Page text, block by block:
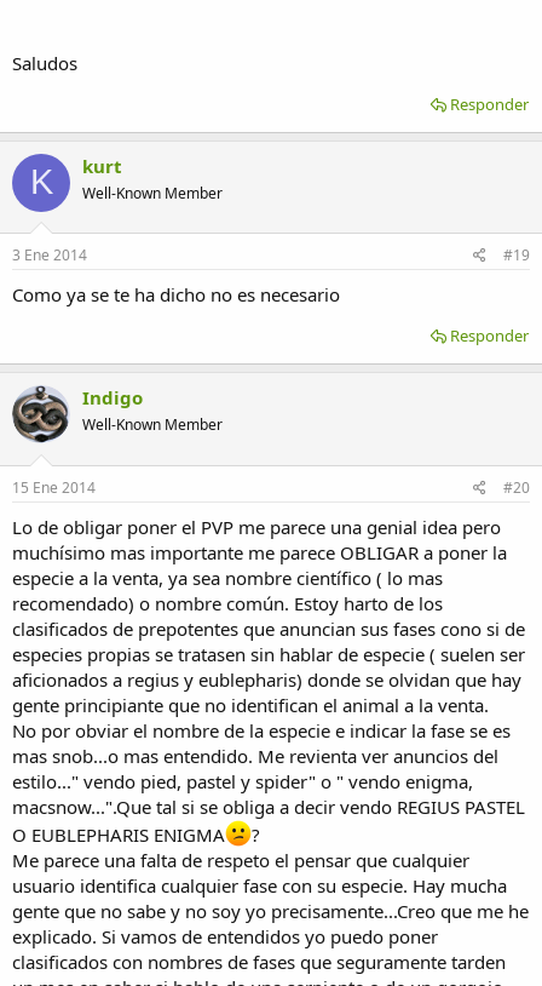
Saludos
Responder
K kurt
Well-Known Member
3 Ene 2014 #19
Como ya se te ha dicho no es necesario
Responder
Indigo
Well-Known Member
15 Ene 2014 #20
Lo de obligar poner el PVP me parece una genial idea pero
muchísimo mas importante me parece OBLIGAR a poner la
especie a la venta, ya sea nombre científico ( lo mas
recomendado) o nombre común. Estoy harto de los
clasificados de prepotentes que anuncian sus fases cono si de
especies propias se tratasen sin hablar de especie ( suelen ser
aficionados a regius y eublepharis) donde se olvidan que hay
gente principiante que no identifican el animal a la venta.
No por obviar el nombre de la especie e indicar la fase se es
mas snob...o mas entendido. Me revienta ver anuncios del
estilo..." vendo pied, pastel y spider" o " vendo enigma,
macsnow...".Que tal si se obliga a decir vendo REGIUS PASTEL
O EUBLEPHARIS ENIGMA
?
Me parece una falta de respeto el pensar que cualquier
usuario identifica cualquier fase con su especie. Hay mucha
gente que no sabe y no soy yo precisamente...Creo que me he
explicado. Si vamos de entendidos yo puedo poner
clasificados con nombres de fases que seguramente tarden